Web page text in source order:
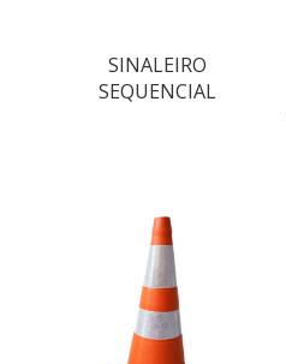
SINALEIRO
SEQUENCIAL